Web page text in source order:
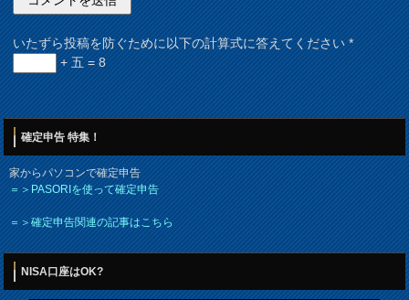
いたずら投稿を防ぐために以下の計算式に答えてください*
+ 五 = 8
確定申告 特集！
家からパソコンで確定申告
＝＞PASORIを使って確定申告
＝＞確定申告関連の記事はこちら
NISA口座はOK?